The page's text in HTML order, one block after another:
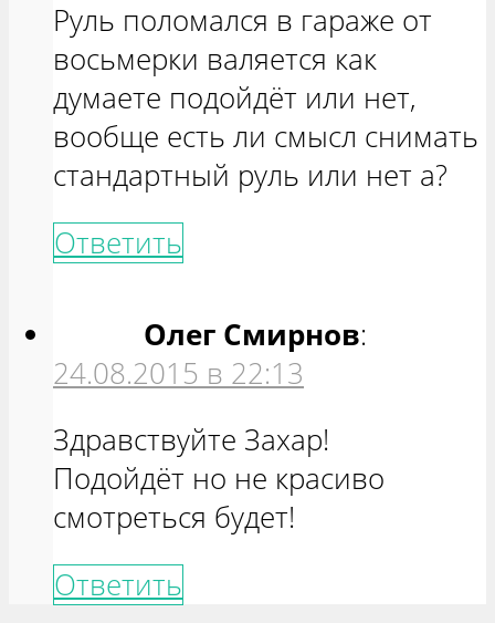
Руль поломался в гараже от
восьмерки валяется как
думаете подойдёт или нет,
вообще есть ли смысл снимать
стандартный руль или нет а?
Ответить
Олег Смирнов:
24.08.2015 в 22:13
Здравствуйте Захар!
Подойдёт но не красиво
смотреться будет!
Ответить